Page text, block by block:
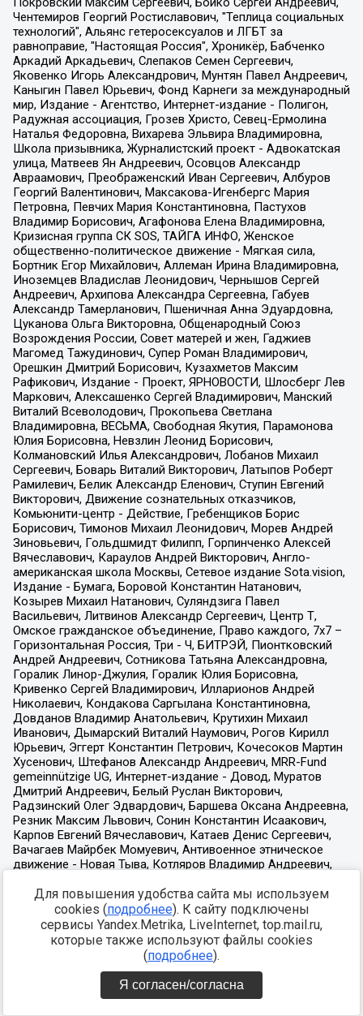
Для повышения удобства сайта мы используем
cookies (подробнее). К сайту подключены
сервисы Yandex.Metrika, LiveInternet, top.mail.ru,
которые также используют файлы cookies
(подробнее).
Я согласен/согласна